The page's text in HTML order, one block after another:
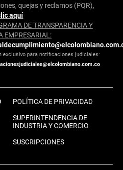
quejas y reclamos (PQR),
aquí
DE TRANSPARENCIA Y
EMPRESARIAL:
exclusivo para notificaciones judiciales:
POLÍTICA DE PRIVACIDAD
SUPERINTENDENCIA DE
INDUSTRIA Y COMERCIO
SUSCRIPCIONES